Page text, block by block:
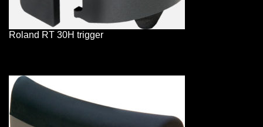
Roland RT 30H trigger